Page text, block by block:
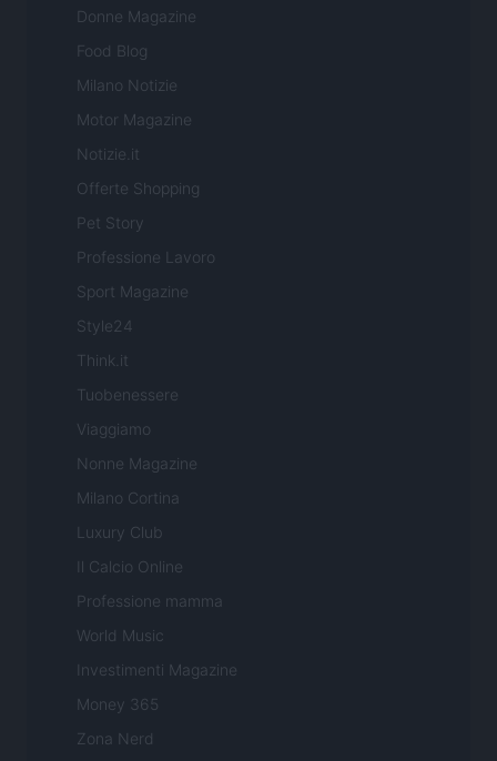
Donne Magazine
Food Blog
Milano Notizie
Motor Magazine
Notizie.it
Offerte Shopping
Pet Story
Professione Lavoro
Sport Magazine
Style24
Think.it
Tuobenessere
Viaggiamo
Nonne Magazine
Milano Cortina
Luxury Club
Il Calcio Online
Professione mamma
World Music
Investimenti Magazine
Money 365
Zona Nerd